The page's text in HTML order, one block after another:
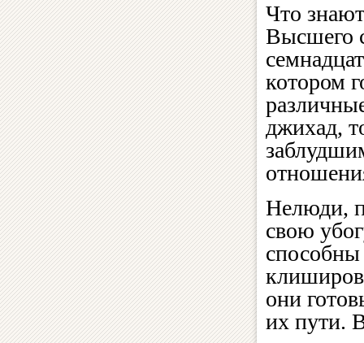
Что
Высшего
котором
джихад,
Нелюди,
свою
они
их пути.